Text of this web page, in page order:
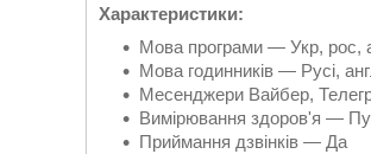
Характеристики:
Мова програми — Укр, рос,
Мова годинників — Русі,
Месенджери Вайбер,
Вимірювання здоров'я —
Приймання дзвінків — Да